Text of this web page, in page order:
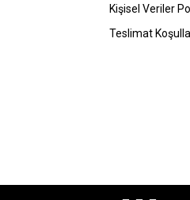
178nwg-179fng-
Kişisel Veriler
Teslimat